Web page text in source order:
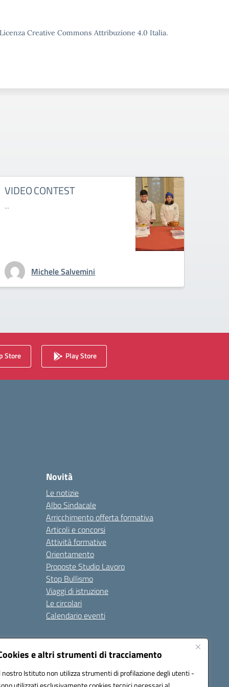
e altri strumenti di tracciamento
nostro Istituto non utilizza strumenti di profilazione degli utenti -
Creative Commons Attribuzione 4.0 Italia.
VIDEO CONTEST
...
Michele Salvemini
Store Play Store
Novità
Le notizie
Albo Sindacale
Arricchimento offerta formativa
Articoli e concorsi
Attività formative
Orientamento
Proposte Studio Lavoro
Stop Bullismo
Viaggi di istruzione
Le circolari
Calendario eventi
Seguici su: